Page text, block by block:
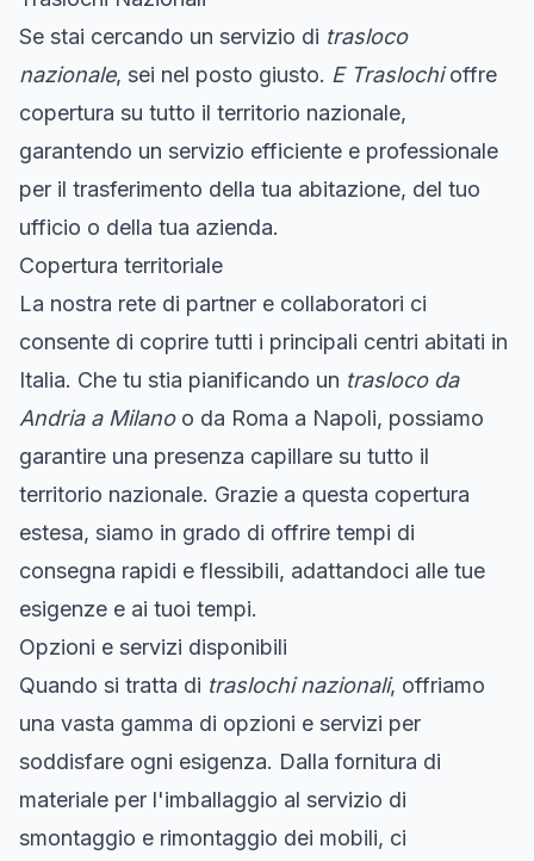
Se stai cercando un servizio di trasloco
nazionale, sei nel posto giusto. E Traslochioffre
copertura su tutto il territorio nazionale,
garantendo un servizio efficiente e professionale
per il trasferimento della tua abitazione, del tuo
ufficio o della tua azienda.
Copertura territoriale
La nostra rete di partner e collaboratori ci
consente di coprire tutti i principali centri abitati in
Italia. Che tu stia pianificando un trasloco da
Andria a Milanoo da Roma a Napoli, possiamo
garantire una presenza capillare su tutto il
territorio nazionale. Grazie a questa copertura
estesa, siamo in grado di offrire tempi di
consegna rapidi e flessibili, adattandoci alle tue
esigenze e ai tuoi tempi.
Opzioni e servizi disponibili
Quando si tratta di traslochi nazionali, offriamo
una vasta gamma di opzioni e servizi per
soddisfare ogni esigenza. Dalla fornitura di
materiale per l'imballaggio al servizio di
smontaggio e rimontaggio dei mobili, ci